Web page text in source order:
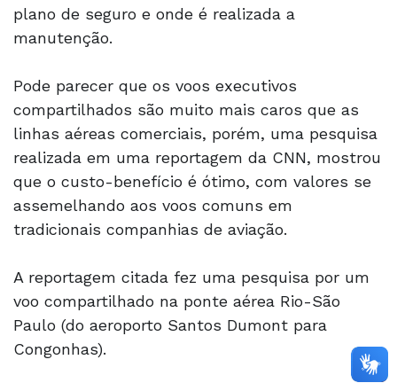
plano de seguro e onde é realizada a
manutenção.
Pode parecer que os voos executivos
compartilhados são muito mais caros que as
linhas aéreas comerciais, porém, uma pesquisa
realizada em uma reportagem da CNN, mostrou
que o custo-benefício é ótimo, com valores se
assemelhando aos voos comuns em
tradicionais companhias de aviação.
A reportagem citada fez uma pesquisa por um
voo compartilhado na ponte aérea Rio-São
Paulo (do aeroporto Santos Dumont para
Congonhas).